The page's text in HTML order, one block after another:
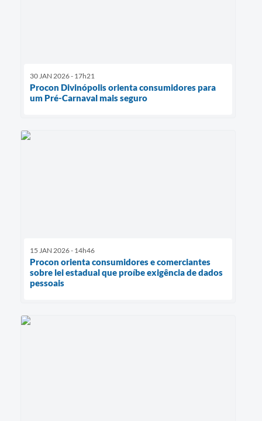
30 JAN 2026 - 17h21
Procon Divinópolis orienta consumidores para
um Pré-Carnaval mais seguro
15 JAN 2026 - 14h46
Procon orienta consumidores e comerciantes
sobre lei estadual que proíbe exigência de dados
pessoais